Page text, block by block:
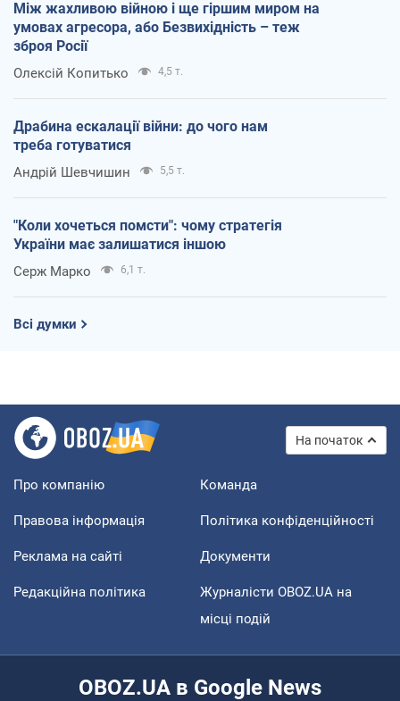
Між жахливою війною і ще гіршим миром на
умовах агресора, або Безвихідність – теж
зброя Росії
Олексій Копитько 4,5 т.
Драбина ескалації війни: до чого нам
треба готуватися
Андрій Шевчишин 5,5 т.
"Коли хочеться помсти": чому стратегія
України має залишатися іншою
Серж Марко 6,1 т.
Всі думки
На початок
Про компанію Команда
Правова інформація Політика конфіденційності
Реклама на сайті Документи
Редакційна політика
Журналісти OBOZ.UA на
місці подій
OBOZ.UA в Google News